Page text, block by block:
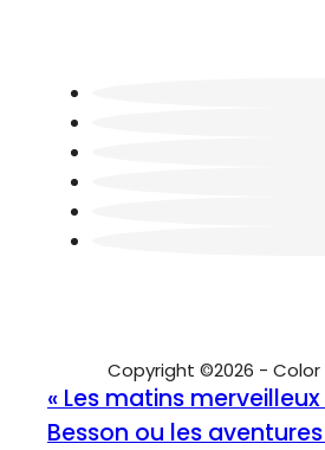
« Les matins merveilleux
Besson ou les aventures
Copyright ©2026 - Color